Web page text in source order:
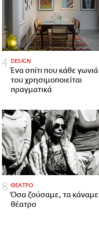
DESIGN
Ένα σπίτι που κάθε γωνιά
του χρησιμοποιείται
πραγματικά
ΘΕΑΤΡΟ
Όσα ζούσαμε, τα κάναμε
θέατρο